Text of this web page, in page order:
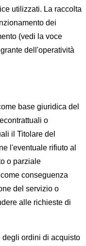
utilizzati. La raccolta
dei
(vedi la voce
dell'operatività
base giuridica del
o
il Titolare del
l'eventuale rifiuto al
o parziale
conseguenza
del servizio o
alle richieste di
degli ordini di acquisto